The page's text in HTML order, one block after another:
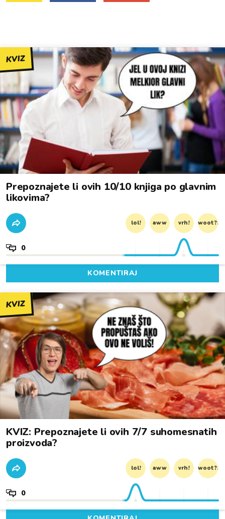
KVIZ
Prepoznajete li ovih 10/10 knjiga po glavnim
likovima?
lol! aww vrh! woot?!
0
KOMENTIRAJ
KVIZ
KVIZ: Prepoznajete li ovih 7/7 suhomesnatih
proizvoda?
lol! aww vrh! woot?!
0